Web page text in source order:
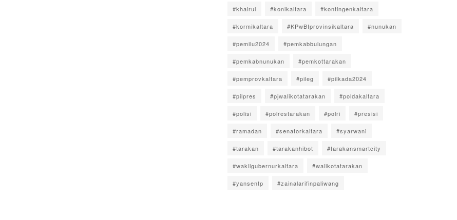
#khairul #konikaltara #kontingenkaltara
#kormikaltara #KPwBIprovinsikaltara #nunukan
#pemilu2024 #pemkabbulungan
#pemkabnunukan #pemkottarakan
#pemprovkaltara #pileg #pilkada2024
#pilpres #pjwalikotatarakan #poldakaltara
#polisi #polrestarakan #polri #presisi
#ramadan #senatorkaltara #syarwani
#tarakan #tarakanhibot #tarakansmartcity
#wakilgubernurkaltara #walikotatarakan
#yansentp #zainalarifinpaliwang